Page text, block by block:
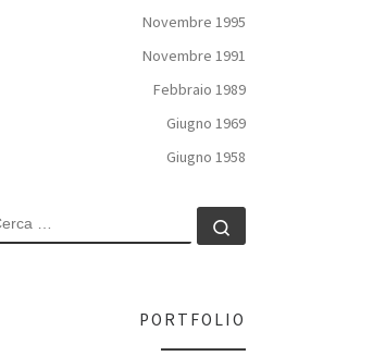
Novembre 1995
Novembre 1991
Febbraio 1989
Giugno 1969
Giugno 1958
CERCA
PORTFOLIO